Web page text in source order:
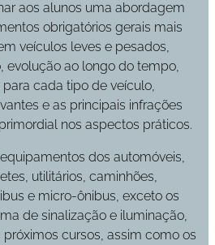
aos alunos uma abordagem
obrigatórios gerais mais
veículos leves e pesados,
evolução ao longo do tempo,
cada tipo de veículo,
e as principais infrações
nos aspectos práticos.
dos automóveis,
utilitários, caminhões,
e micro-ônibus, exceto os
de sinalização e iluminação,
cursos, assim como os